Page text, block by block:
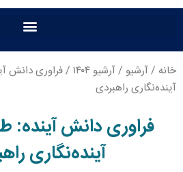
خانه /آرشیو /آرشیو ۱۴۰۴
/ فراوری دانش
آینده‌نگاری راهبردی
فراوری دانش آینده:
آینده‌نگاری